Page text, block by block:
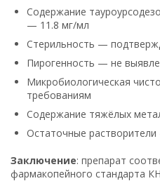
Содержание
— 11.8 мг/мл
Стерильность —
Пирогенность — не
Микробиологическая
требованиям
Содержание тяжёлых
Остаточные
Заключение: препарат
фармакопейного стандарта